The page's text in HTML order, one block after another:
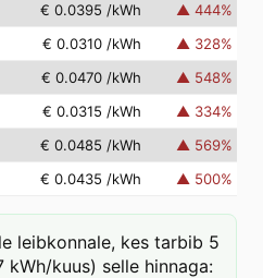
€ 0.0395 /kWh ▲ 444%
€ 0.0310 /kWh ▲ 328%
€ 0.0470 /kWh ▲ 548%
€ 0.0315 /kWh ▲ 334%
€ 0.0485 /kWh ▲ 569%
€ 0.0435 /kWh ▲ 500%
leibkonnale, kes tarbib 5
kWh/kuus) selle hinnaga: